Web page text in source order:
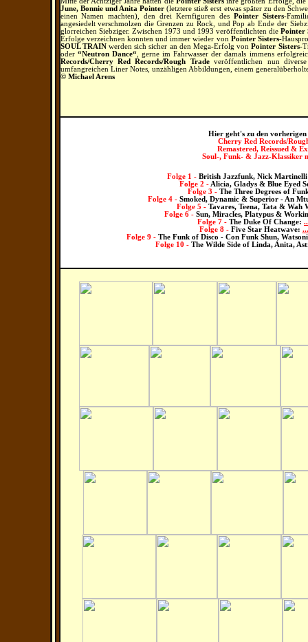
June, Bonnie und Anita Pointer (letztere stieß erst etwas später zu den
einen Namen machten), den drei Kernfiguren des Pointer Sisters-
angesiedelt verschmolzen die Grenzen zu Rock, und Pop ab Ende der
glorreichen Siebziger. Zwischen 1973 und 1993 veröffentlichten die Pointer
Erfolge verzeichnen konnten und immer wieder von Pointer Sisters-
SOUL TRAINwerden sich sicher an den Mega-Erfolg vonPointer Sisters-
oder “Neutron Dance“ , gerne im Fahrwasser der damals immens
Records/Cherry Red Records/Rough Tradeveröffentlichen nun
umfangreichen Liner Notes, unzähligen Abbildungen, einem
© Michael Arens
Hier geht's zu den
Cherry Red Records/
Remastered, Reissued &
Soul-, Funk- & Jazz-Klassiker
Folge 1 - British Jazzfunk, Nick
Folge 2 - Alicia, Gladys & Blue Eyed
Folge 3 - The Three Degrees of
Folge 4 - Smoked, Dynamic & Superior - An
Folge 5 - Tavares, Teena, Tata & Wah
Folge 6 - Sun, Miracles, Platypus &
Folge 7 - The Duke Of Change:
Folge 8 - Five Star Heatwave:
Folge 9 - The Funk of Disco - Con Funk Shun,
Folge 10 - The Wilde Side of Linda, Anita,